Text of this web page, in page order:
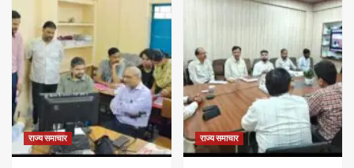
राज्य समाचार राज्य समाचार